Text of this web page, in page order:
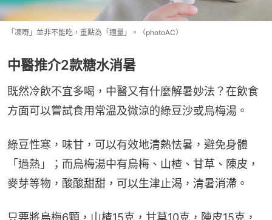
「凍嘢」並非不能吃，重點為「適量」。（photoAC）
中醫推介2款糖水消暑
既然冷飲不宜多喝，中醫又有什麼解暑妙法？在飲食
方面可以嘗試食用常溫及微涼的綠豆沙或烏梅湯。
綠豆性寒，味甘，可以有效地清熱怯暑，避免身體
「過熱」；而烏梅湯中有烏梅、山楂、甘草、陳皮，
麥芽等物，酸酸甜甜，可以生津止渴，清暑消滯。